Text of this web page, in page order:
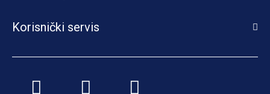
Korisnički servis